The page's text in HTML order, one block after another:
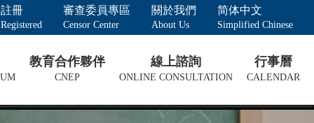
註冊
Registered
審查委員專區
Censor Center
關於我們
About Us
简体中文
Simplified Chinese
教育合作夥伴
CNEP
線上諮詢
ONLINE CONSULTATION
行事曆
CALENDAR